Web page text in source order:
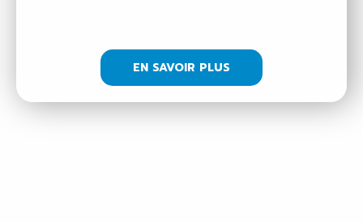
EN SAVOIR PLUS